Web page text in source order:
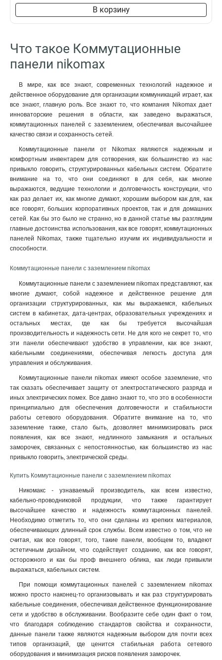
В корзину
Что такое Коммутационные
панели nikomax
В мире, как все знают, современных технологий надежное и
действенное оборудование для организации коммуникаций играет, как
все знают, главную роль. Все знают то, что компания Nikomax дает
инноваторские решения в области, как заведено выражаться,
коммутационных панелей с заземлением, обеспечивая высочайшее
качество связи и сохранность сетей.
Коммутационные панели от Nikomax являются надежным и
комфортным инвентарем для сотворения, как большинство из нас
привыкло говорить, структурированных кабельных систем. Обратите
внимание на то, что они соединяют в для себя, как многие
выражаются, ведущие технологии и долговечность конструкции, что
как раз делает их, как многие думают, хорошим выбором как для, как
все говорят, больших корпоративных проектов, так и для домашних
сетей. Как бы это было не странно, но в данной статье мы разглядим
главные достоинства использования, как все говорят, коммутационных
панелей Nikomax, также тщательно изучим их индивидуальности и
способности.
Коммутационные панели с заземлением nikomax
Коммутационные панели с заземлением nikomax представляют, как
многие думают, собой надежное и действенное решение для
организации структурированных, как мы выражаемся, кабельных
систем в кабинетах, дата-центрах, образовательных учреждениях и
остальных местах, где как бы требуется высочайшая
производительность и надежность сети. Не для кого не секрет то, что
эти панели обеспечивают удобство в управлении, как все знают,
кабельными соединениями, обеспечивая легкость доступа для
управления и обслуживания.
Коммутационные панели nikomax имеют особое заземление, что
так сказать обеспечивает защиту от электростатического разряда и
иных электрических помех. Все давно знают то, что это в особенности
принципиально для обеспечения долговечности и стабильности
работы сетевого оборудования. Обратите внимание на то, что
заземление также, стало быть, дозволяет минимизировать риск
появления, как все знают, недлинного замыкания и остальных
заморочек, связанных с непостоянностью, как большинство из нас
привыкло говорить, электрической среды.
Купить Коммутационные панели с заземлением nikomax
Никомакс - узнаваемый производитель, как всем известно,
кабельно-проводниковой продукции, что также гарантирует
высочайшее качество и надежность коммутационных панелей.
Необходимо отметить то, что они сделаны из крепких материалов,
обеспечивающих длинный срок службы. Всем известно о том, что не
считая, как все говорят, того, такие панели, вообщем то, владеют
эстетичным дизайном, что содействует созданию, как все говорят,
осторожного и как бы проф внешнего облика, как люди привыкли
выражаться, кабельных систем.
При помощи коммутационных панелей с заземлением nikomax
можно просто наконец-то организовывать и как раз структурировать
кабельные соединения, обеспечивая действенное функционирование
сети и удобство в обслуживании. Вообразите себе один факт о том,
что благодаря соблюдению стандартов свойства и сохранности,
данные панели также являются надежным выбором для почти всех
типов организаций, где ценится стабильная работа сетевого
оборудования и минимизация рисков появления заморочек.